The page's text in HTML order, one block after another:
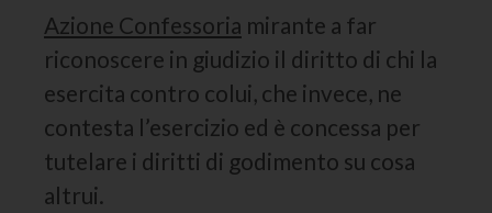
Azione Confessoria mirante a far
riconoscere in giudizio il diritto di chi la
esercita contro colui, che invece, ne
contesta l’esercizio ed è concessa per
tutelare i diritti di godimento su cosa
altrui.